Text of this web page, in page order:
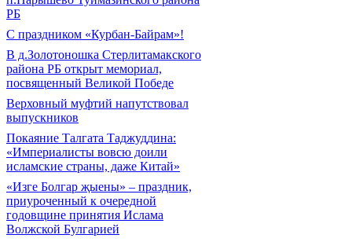
РБ
С праздником «Курбан-Байрам»!
В д.Золотоношка Стерлитамакского
района РБ открыт мемориал,
посвященный Великой Победе
Верховный муфтий напутствовал
выпускников
Покаяние Талгата Таджуддина:
«Империалисты вовсю доили
исламские страны, даже Китай»
«Изге Болгар җыены» – праздник,
приуроченный к очередной
годовщине принятия Ислама
Волжской Булгарией